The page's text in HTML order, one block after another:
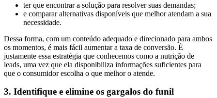
ter que encontrar a solução para resolver suas demandas;
e comparar alternativas disponíveis que melhor atendam a sua
necessidade.
Dessa forma, com um conteúdo adequado e direcionado para ambos
os momentos, é mais fácil aumentar a taxa de conversão. É
justamente essa estratégia que conhecemos como a nutrição de
leads, uma vez que ela disponibiliza informações suficientes para
que o consumidor escolha o que melhor o atende.
3. Identifique e elimine os gargalos do funil